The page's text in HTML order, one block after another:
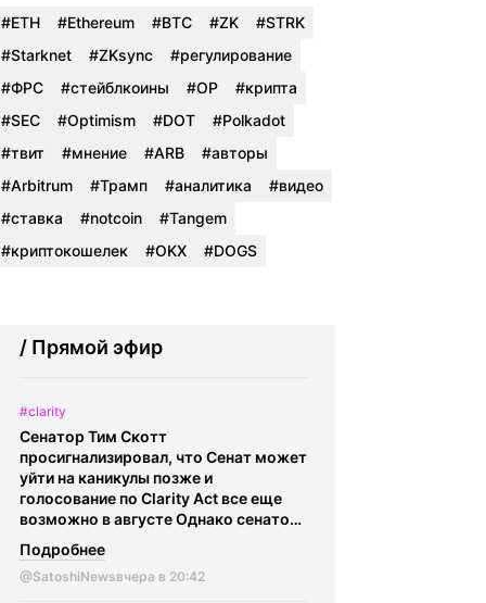
#ETH #Ethereum #BTC #ZK
#STRK
#Starknet
#ZKsync
#регулирование
#ФРС
#стейблкоины #OP
#крипта
#SEC
#Optimism #DOT
#Polkadot
#твит
#мнение #ARB
#авторы
#Arbitrum
#Трамп #аналитика
#видео
#ставка
#notcoin
#Tangem
#криптокошелек
#OKX #DOGS
/ Прямой эфир
#clarity
Сенатор Тим Скотт
просигнализировал, что Сенат может
уйти на каникулы позже и
голосование по Clarity Act все еще
возможно в августе Однако сенатор
Том Тиллис заявил журналистам, что
Белый дом не связывался с ним по
поводу двухпартийного соглашения
Подробнее
@SatoshiNewsвчера в 20:42